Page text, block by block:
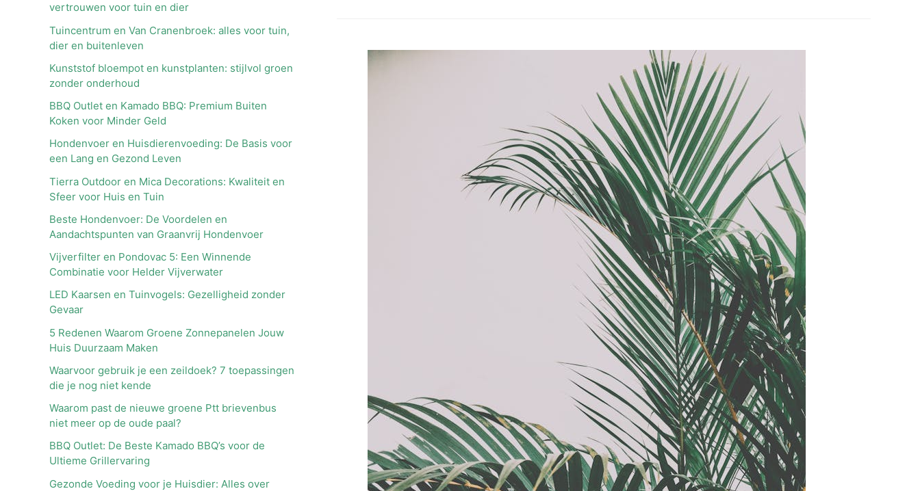
vertrouwen voor tuin en dier
Tuincentrum en Van Cranenbroek: alles voor tuin,
dier en buitenleven
Kunststof bloempot en kunstplanten: stijlvol groen
zonder onderhoud
BBQ Outlet en Kamado BBQ: Premium Buiten
Koken voor Minder Geld
Hondenvoer en Huisdierenvoeding: De Basis voor
een Lang en Gezond Leven
Tierra Outdoor en Mica Decorations: Kwaliteit en
Sfeer voor Huis en Tuin
Beste Hondenvoer: De Voordelen en
Aandachtspunten van Graanvrij Hondenvoer
Vijverfilter en Pondovac 5: Een Winnende
Combinatie voor Helder Vijverwater
LED Kaarsen en Tuinvogels: Gezelligheid zonder
Gevaar
5 Redenen Waarom Groene Zonnepanelen Jouw
Huis Duurzaam Maken
Waarvoor gebruik je een zeildoek? 7 toepassingen
die je nog niet kende
Waarom past de nieuwe groene Ptt brievenbus
niet meer op de oude paal?
BBQ Outlet: De Beste Kamado BBQ’s voor de
Ultieme Grillervaring
Gezonde Voeding voor je Huisdier: Alles over
met